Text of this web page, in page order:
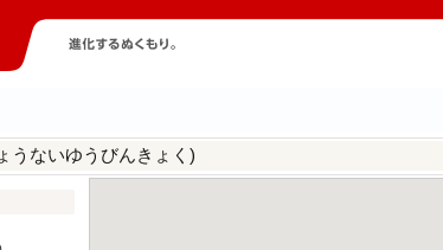
うないゆうびんきょく)